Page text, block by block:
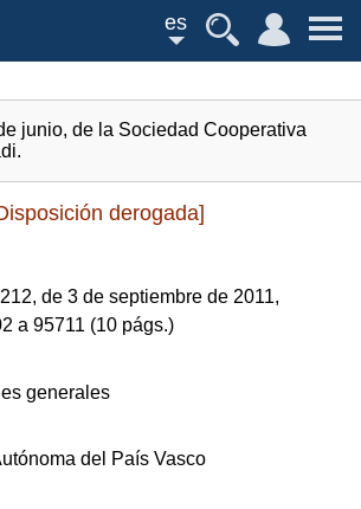
es
junio, de la Sociedad Cooperativa
derogada]
212, de 3 de septiembre de 2011,
a 95711 (10 págs.)
generales
del País Vasco